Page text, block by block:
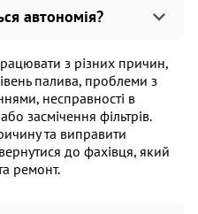
автономія?
з різних причин,
палива, проблеми з
несправності в
засмічення фільтрів.
та виправити
до фахівця, який
ремонт.